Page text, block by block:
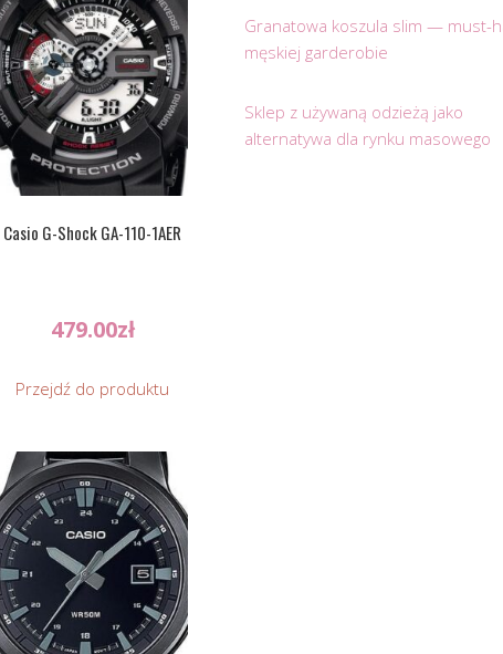
Casio G-Shock GA-110-1AER
479.00zł
Przejdź do produktu
Granatowa koszula slim — must-
męskiej garderobie
Sklep z używaną odzieżą jako
alternatywa dla rynku masowego